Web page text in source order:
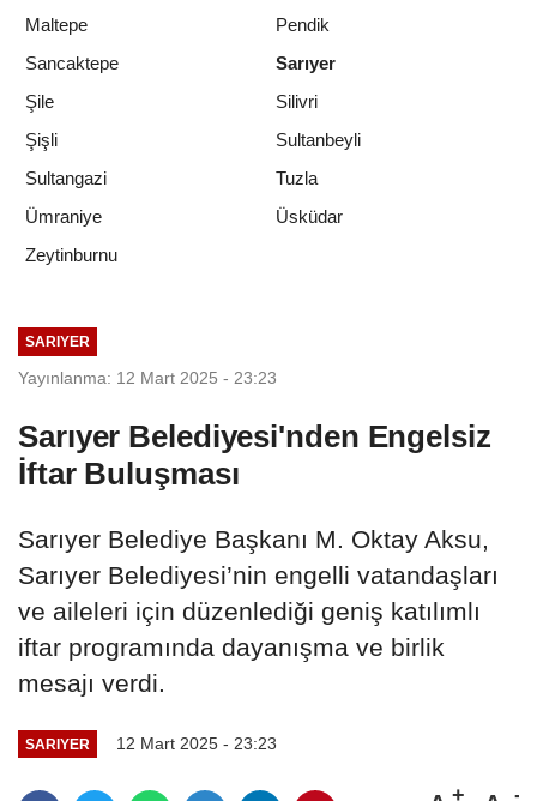
Maltepe
Pendik
Sancaktepe
Sarıyer
Şile
Silivri
Şişli
Sultanbeyli
Sultangazi
Tuzla
Ümraniye
Üsküdar
Zeytinburnu
SARIYER
Yayınlanma: 12 Mart 2025 - 23:23
Sarıyer Belediyesi'nden Engelsiz
İftar Buluşması
Sarıyer Belediye Başkanı M. Oktay Aksu,
Sarıyer Belediyesi’nin engelli vatandaşları
ve aileleri için düzenlediği geniş katılımlı
iftar programında dayanışma ve birlik
mesajı verdi.
SARIYER 12 Mart 2025 - 23:23